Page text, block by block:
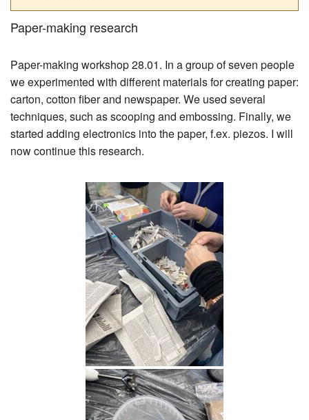
Paper-making research
Paper-making workshop 28.01. In a group of seven people
we experimented with different materials for creating paper:
carton, cotton fiber and newspaper. We used several
techniques, such as scooping and embossing. Finally, we
started adding electronics into the paper, f.ex. piezos. I will
now continue this research.